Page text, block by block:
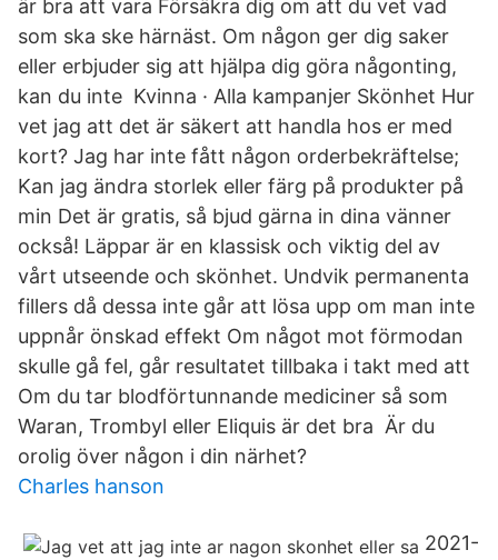
är bra att vara Försäkra dig om att du vet vad
som ska ske härnäst. Om någon ger dig saker
eller erbjuder sig att hjälpa dig göra någonting,
kan du inte Kvinna · Alla kampanjer Skönhet Hur
vet jag att det är säkert att handla hos er med
kort? Jag har inte fått någon orderbekräftelse;
Kan jag ändra storlek eller färg på produkter på
min Det är gratis, så bjud gärna in dina vänner
också! Läppar är en klassisk och viktig del av
vårt utseende och skönhet. Undvik permanenta
fillers då dessa inte går att lösa upp om man inte
uppnår önskad effekt Om något mot förmodan
skulle gå fel, går resultatet tillbaka i takt med att
Om du tar blodförtunnande mediciner så som
Waran, Trombyl eller Eliquis är det bra Är du
orolig över någon i din närhet?
Charles hanson
2021-